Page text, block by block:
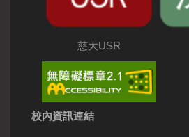
慈大USR
校內資訊連結